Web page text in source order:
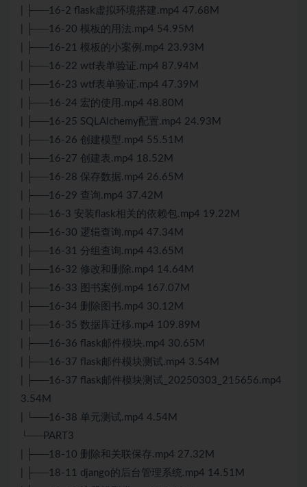
| ├──16-2 flask虚拟环境搭建.mp4 47.68M
| ├──16-20 模板的用法.mp4 54.95M
| ├──16-21 模板的小案例.mp4 23.93M
| ├──16-22 wtf表单验证.mp4 87.94M
| ├──16-23 wtf表单验证.mp4 47.39M
| ├──16-24 宏的使用.mp4 48.80M
| ├──16-25 SQLAlchemy配置.mp4 24.93M
| ├──16-26 创建模型.mp4 55.51M
| ├──16-27 创建表.mp4 18.52M
| ├──16-28 保存数据.mp4 26.65M
| ├──16-29 查询.mp4 37.42M
| ├──16-3 安装flask相关的依赖包.mp4 19.22M
| ├──16-30 逻辑查询.mp4 47.34M
| ├──16-31 分组查询.mp4 43.65M
| ├──16-32 修改和删除.mp4 14.64M
| ├──16-33 图书案例.mp4 167.07M
| ├──16-34 删除图书.mp4 30.12M
| ├──16-35 数据库迁移.mp4 109.89M
| ├──16-36 flask邮件模块.mp4 30.65M
| ├──16-37 flask邮件模块测试.mp4 3.54M
| ├──16-37 flask邮件模块测试_20250303_215656.mp4
3.54M
| └──16-38 单元测试.mp4 4.54M
└──PART3
| ├──18-10 删除和关联保存.mp4 27.32M
| ├──18-11 django的后台管理系统.mp4 14.51M